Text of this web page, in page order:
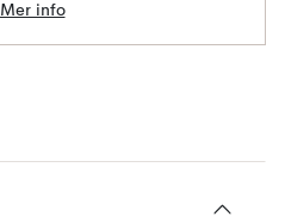
Mer info